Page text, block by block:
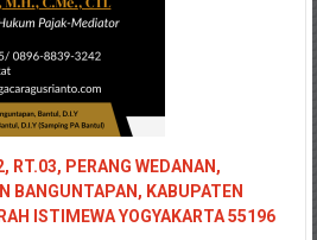
RT.03, PERANG WEDANAN,
BANGUNTAPAN, KABUPATEN
ISTIMEWA YOGYAKARTA 55196